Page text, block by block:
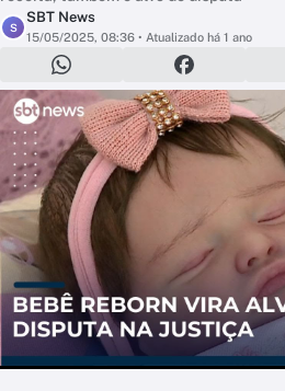
S
SBT News
15/05/2025, 08:36 • Atualizado há 1 ano